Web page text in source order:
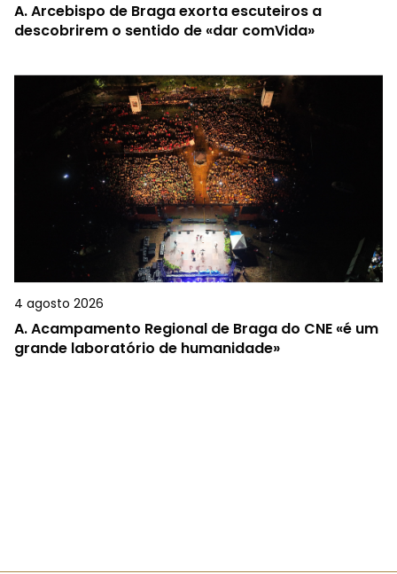
A.Arcebispo de Braga exorta escuteiros a
descobrirem o sentido de «dar comVida»
4 agosto 2026
A.Acampamento Regional de Braga do CNE «é um
grande laboratório de humanidade»